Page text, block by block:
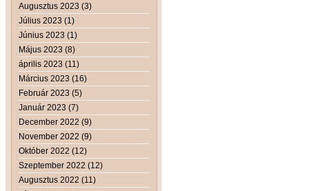
Augusztus 2023 (3)
Július 2023 (1)
Június 2023 (1)
Május 2023 (8)
április 2023 (11)
Március 2023 (16)
Február 2023 (5)
Január 2023 (7)
December 2022 (9)
November 2022 (9)
Október 2022 (12)
Szeptember 2022 (12)
Augusztus 2022 (11)